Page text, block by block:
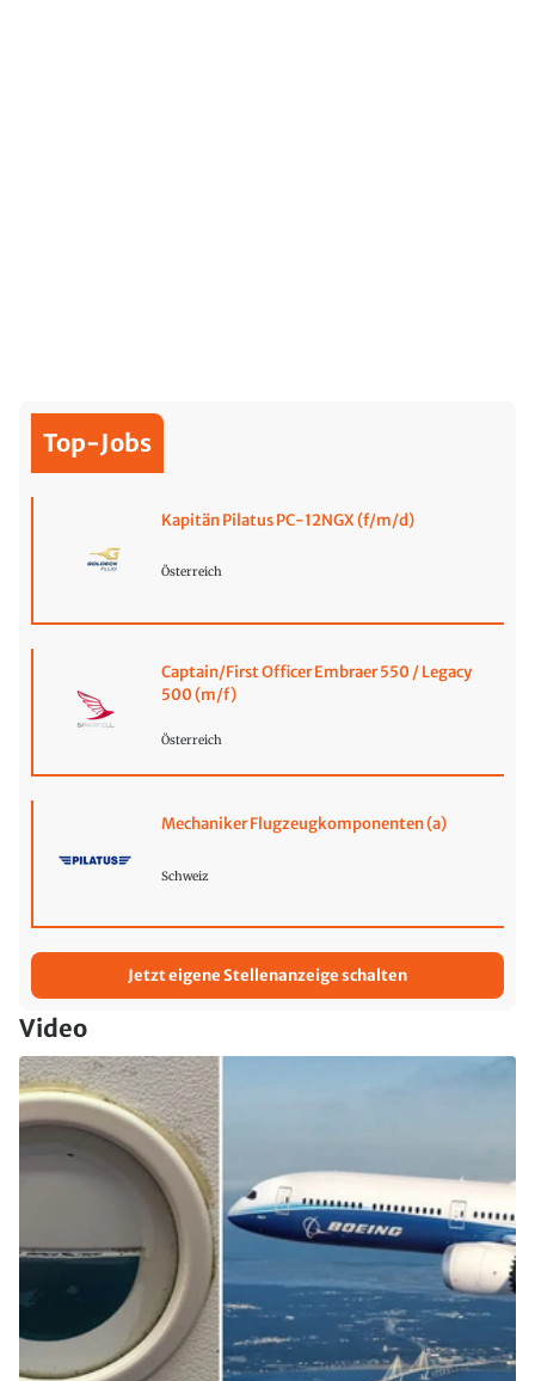
Top-Jobs
Kapitän Pilatus PC-12NGX (f/m/d)
Österreich
Captain/First Officer Embraer 550 / Legacy
500 (m/f)
Österreich
Mechaniker Flugzeugkomponenten (a)
Schweiz
Jetzt eigene Stellenanzeige schalten
Video